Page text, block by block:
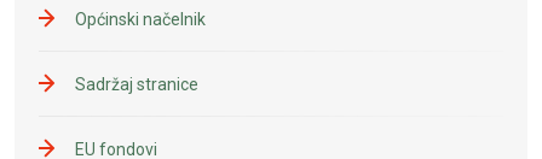
Općinski načelnik
Sadržaj stranice
EU fondovi